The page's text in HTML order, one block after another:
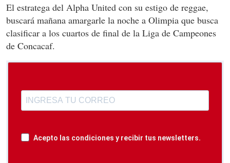
El estratega del Alpha United con su estigo de reggae,
buscará mañana amargarle la noche a Olimpia que busca
clasificar a los cuartos de final de la Liga de Campeones
de Concacaf.
Acepto las condiciones y recibir tus newsletters.